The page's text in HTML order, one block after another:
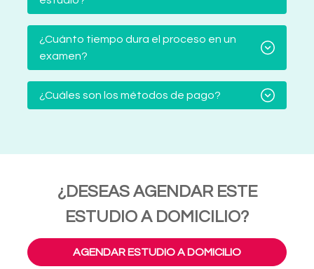
¿Cuánto tiempo dura el proceso en un
examen?
¿Cuáles son los métodos de pago?
¿DESEAS AGENDAR ESTE
ESTUDIO A DOMICILIO?
AGENDAR ESTUDIO A DOMICILIO